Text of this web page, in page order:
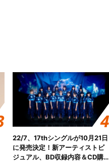
22/7、17thシングルが10月21日
に発売決定！新アーティストビ
ジュアル、BD収録内容＆CD購